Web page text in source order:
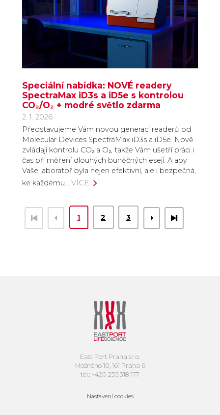
Speciální nabídka: NOVÉ readery
SpectraMax iD3s a iD5e s kontrolou
CO₂/O₂ + modré světlo zdarma
2. 1. 2026
Představujeme Vám novou generaci readerů od
Molecular Devices SpectraMax iD3s a iD5e. Nově
zvládají kontrolu CO₂ a O₂, takže Vám ušetří práci i
čas při měření dlouhých buněčných esejí. A aby
Vaše laboratoř byla nejen efektivní, ale i bezpečná,
ke každému… VÍCE
1 2 3
East Port Praha s.r.o.
Možného 10, 161 Praha 6
tel.: +420 235 318 177
Nastavení cookies